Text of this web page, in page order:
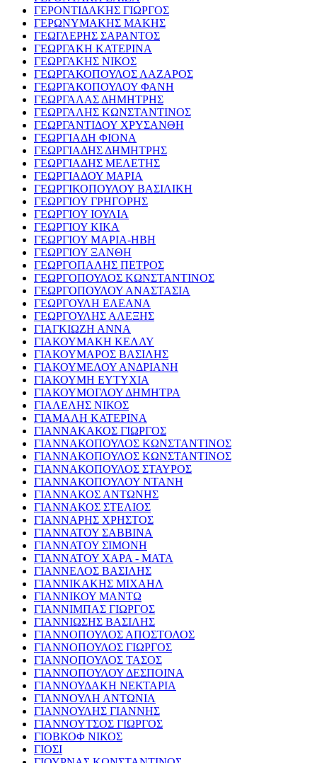
ΓΕΡΟΝΤΙΔΑΚΗΣ ΓΙΩΡΓΟΣ
ΓΕΡΩΝΥΜΑΚΗΣ ΜΑΚΗΣ
ΓΕΩΓΛΕΡΗΣ ΣΑΡΑΝΤΟΣ
ΓΕΩΡΓΑΚΗ ΚΑΤΕΡΙΝΑ
ΓΕΩΡΓΑΚΗΣ ΝΙΚΟΣ
ΓΕΩΡΓΑΚΟΠΟΥΛΟΣ ΛΑΖΑΡΟΣ
ΓΕΩΡΓΑΚΟΠΟΥΛΟΥ ΦΑΝΗ
ΓΕΩΡΓΑΛΑΣ ΔΗΜΗΤΡΗΣ
ΓΕΩΡΓΑΛΗΣ ΚΩΝΣΤΑΝΤΙΝΟΣ
ΓΕΩΡΓΑΝΤΙΔΟΥ ΧΡΥΣΑΝΘΗ
ΓΕΩΡΓΙΑΔΗ ΦΙΟΝΑ
ΓΕΩΡΓΙΑΔΗΣ ΔΗΜΗΤΡΗΣ
ΓΕΩΡΓΙΑΔΗΣ ΜΕΛΕΤΗΣ
ΓΕΩΡΓΙΑΔΟΥ ΜΑΡΙΑ
ΓΕΩΡΓΙΚΟΠΟΥΛΟΥ ΒΑΣΙΛΙΚΗ
ΓΕΩΡΓΙΟΥ ΓΡΗΓΟΡΗΣ
ΓΕΩΡΓΙΟΥ ΙΟΥΛΙΑ
ΓΕΩΡΓΙΟΥ ΚΙΚΑ
ΓΕΩΡΓΙΟΥ ΜΑΡΙΑ-ΗΒΗ
ΓΕΩΡΓΙΟΥ ΞΑΝΘΗ
ΓΕΩΡΓΟΠΑΛΗΣ ΠΕΤΡΟΣ
ΓΕΩΡΓΟΠΟΥΛΟΣ ΚΩΝΣΤΑΝΤΙΝΟΣ
ΓΕΩΡΓΟΠΟΥΛΟΥ ΑΝΑΣΤΑΣΙΑ
ΓΕΩΡΓΟΥΛΗ ΕΛΕΑΝΑ
ΓΕΩΡΓΟΥΛΗΣ ΑΛΕΞΗΣ
ΓΙΑΓΚΙΩΖΗ ΑΝΝΑ
ΓΙΑΚΟΥΜΑΚΗ ΚΕΛΛΥ
ΓΙΑΚΟΥΜΑΡΟΣ ΒΑΣΙΛΗΣ
ΓΙΑΚΟΥΜΕΛΟΥ ΑΝΔΡΙΑΝΗ
ΓΙΑΚΟΥΜΗ ΕΥΤΥΧΙΑ
ΓΙΑΚΟΥΜΟΓΛΟΥ ΔΗΜΗΤΡΑ
ΓΙΑΛΕΛΗΣ ΝΙΚΟΣ
ΓΙΑΜΑΛΗ ΚΑΤΕΡΙΝΑ
ΓΙΑΝΝΑΚΑΚΟΣ ΓΙΩΡΓΟΣ
ΓΙΑΝΝΑΚΟΠΟΥΛΟΣ ΚΩΝΣΤΑΝΤΙΝΟΣ
ΓΙΑΝΝΑΚΟΠΟΥΛΟΣ ΚΩΝΣΤΑΝΤΙΝΟΣ
ΓΙΑΝΝΑΚΟΠΟΥΛΟΣ ΣΤΑΥΡΟΣ
ΓΙΑΝΝΑΚΟΠΟΥΛΟΥ ΝΤΑΝΗ
ΓΙΑΝΝΑΚΟΣ ΑΝΤΩΝΗΣ
ΓΙΑΝΝΑΚΟΣ ΣΤΕΛΙΟΣ
ΓΙΑΝΝΑΡΗΣ ΧΡΗΣΤΟΣ
ΓΙΑΝΝΑΤΟΥ ΣΑΒΒΙΝΑ
ΓΙΑΝΝΑΤΟΥ ΣΙΜΟΝΗ
ΓΙΑΝΝΑΤΟΥ ΧΑΡΑ - ΜΑΤΑ
ΓΙΑΝΝΕΛΟΣ ΒΑΣΙΛΗΣ
ΓΙΑΝΝΙΚΑΚΗΣ ΜΙΧΑΗΛ
ΓΙΑΝΝΙΚΟΥ ΜΑΝΤΩ
ΓΙΑΝΝΙΜΠΑΣ ΓΙΩΡΓΟΣ
ΓΙΑΝΝΙΩΣΗΣ ΒΑΣΙΛΗΣ
ΓΙΑΝΝΟΠΟΥΛΟΣ ΑΠΟΣΤΟΛΟΣ
ΓΙΑΝΝΟΠΟΥΛΟΣ ΓΙΩΡΓΟΣ
ΓΙΑΝΝΟΠΟΥΛΟΣ ΤΑΣΟΣ
ΓΙΑΝΝΟΠΟΥΛΟΥ ΔΕΣΠΟΙΝΑ
ΓΙΑΝΝΟΥΔΑΚΗ ΝΕΚΤΑΡΙΑ
ΓΙΑΝΝΟΥΛΗ ΑΝΤΩΝΙΑ
ΓΙΑΝΝΟΥΛΗΣ ΓΙΑΝΝΗΣ
ΓΙΑΝΝΟΥΤΣΟΣ ΓΙΩΡΓΟΣ
ΓΙΟΒΚΟΦ ΝΙΚΟΣ
ΓΙΟΣΙ